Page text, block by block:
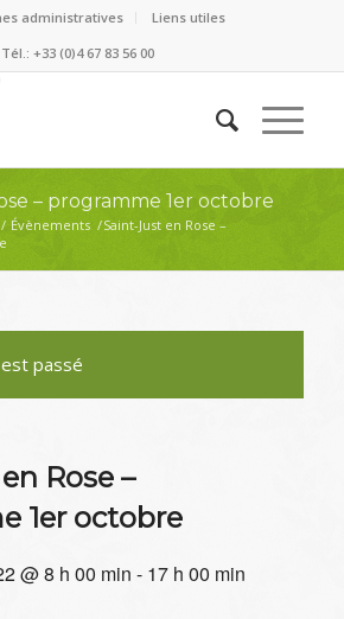
administratives
Liens utiles
Tél.: +33 (0)4 67 83 56 00
– programme 1er octobre
/ Évènements /Saint-Just en Rose –
passé
Rose –
1er octobre
@ 8 h 00 min - 17 h 00 min